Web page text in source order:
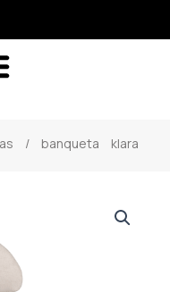
/ banqueta klara